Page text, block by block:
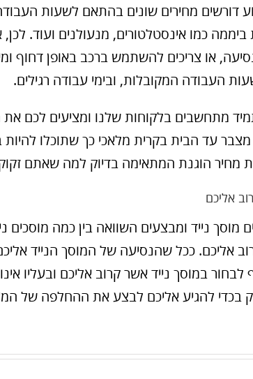
דורשים מחירים שונים בהתאם לשעות
24 שעות ביממה כמו אינסטלטורים, מנעולנים
או צריכים להשתמש ברכב באופן דחוף
העבודה המקובלות, ובימי עבודה רגילים.
מתחשבים בלקוחות שלנו ומציעים לכם
מצבר עד הבית בקרית מלאכי כך שתוכלו
מחיר הוגנת המתאימה בדיוק למה שאתם
אליכם
נייד ומבצעים השוואה בין כמה מוסכים
אליכם. ככל שהנסיעה של המוסך הנייד
לבחור במוסך נייד אשר קרוב אליכם ובעליו
בכדי להגיע אליכם לבצע את ההחלפה של